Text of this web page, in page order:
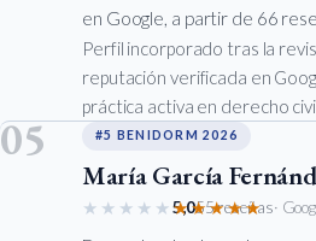
en Google, a partir de 66
Perfil incorporado tras la
reputación verificada en
práctica activa en derecho
05 #5 BENIDORM 2026
María García
★★★★★★★★★★
5,055 reseñas·